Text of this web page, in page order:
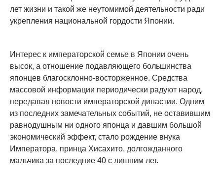
лет жизни и такой же неутомимой деятельности ради
укрепления национальной гордости Японии.
Интерес к императорской семье в Японии очень
высок, а отношение подавляющего большинства
японцев благосклонно-восторженное. Средства
массовой информации периодически радуют народ,
передавая новости императорской династии. Одним
из последних замечательных событий, не оставившим
равнодушным ни одного японца и давшим большой
экономический эффект, стало рождение внука
Императора, принца Хисахито, долгожданного
мальчика за последние 40 с лишним лет.